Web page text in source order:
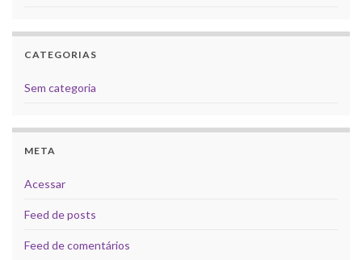
CATEGORIAS
Sem categoria
META
Acessar
Feed de posts
Feed de comentários